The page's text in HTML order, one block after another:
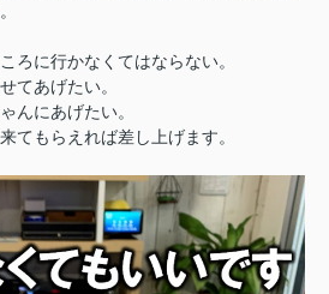
ろに行かなくてはならない。
てあげたい。
んにあげたい。
てもらえれば差し上げます。